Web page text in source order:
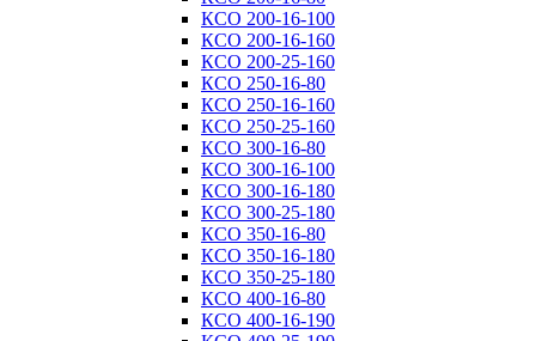
КСО 200-16-100
КСО 200-16-160
КСО 200-25-160
КСО 250-16-80
КСО 250-16-160
КСО 250-25-160
КСО 300-16-80
КСО 300-16-100
КСО 300-16-180
КСО 300-25-180
КСО 350-16-80
КСО 350-16-180
КСО 350-25-180
КСО 400-16-80
КСО 400-16-190